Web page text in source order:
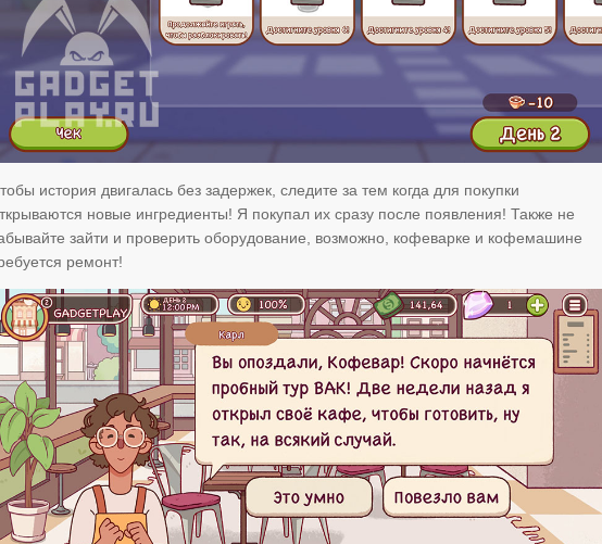
история двигалась без задержек, следите за тем когда для покупки
новые ингредиенты! Я покупал их сразу после появления! Также не
зайти и проверить оборудование, возможно, кофеварке и кофемашине
ремонт!